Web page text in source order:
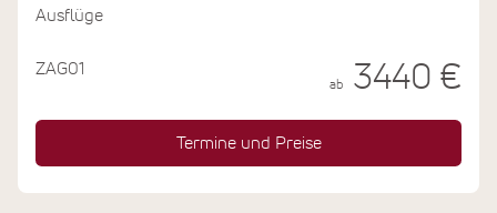
Ausflüge
ZAG01
ab 3440 €
Termine und Preise